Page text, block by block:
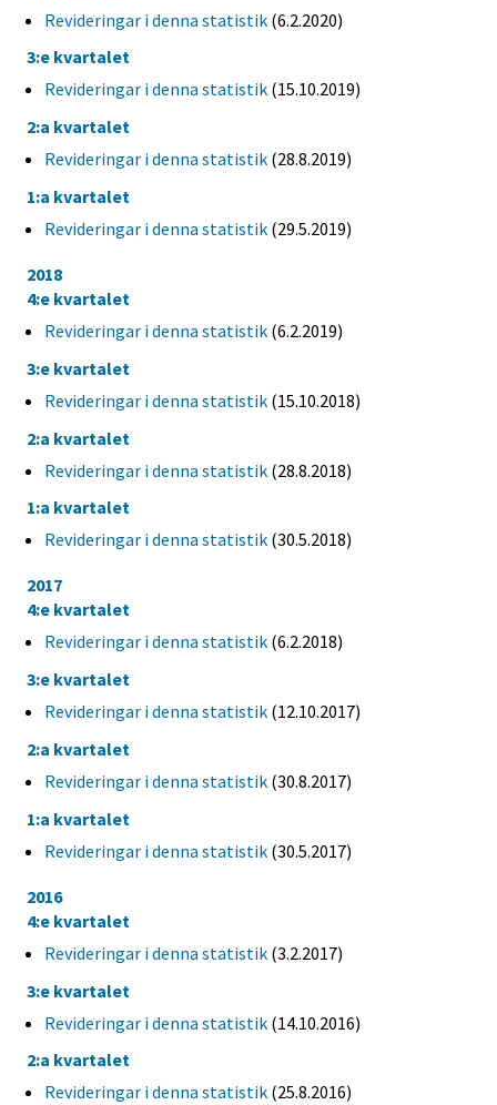
Revideringar i denna statistik (6.2.2020)
3:e kvartalet
Revideringar i denna statistik (15.10.2019)
2:a kvartalet
Revideringar i denna statistik (28.8.2019)
1:a kvartalet
Revideringar i denna statistik (29.5.2019)
2018
4:e kvartalet
Revideringar i denna statistik (6.2.2019)
3:e kvartalet
Revideringar i denna statistik (15.10.2018)
2:a kvartalet
Revideringar i denna statistik (28.8.2018)
1:a kvartalet
Revideringar i denna statistik (30.5.2018)
2017
4:e kvartalet
Revideringar i denna statistik (6.2.2018)
3:e kvartalet
Revideringar i denna statistik (12.10.2017)
2:a kvartalet
Revideringar i denna statistik (30.8.2017)
1:a kvartalet
Revideringar i denna statistik (30.5.2017)
2016
4:e kvartalet
Revideringar i denna statistik (3.2.2017)
3:e kvartalet
Revideringar i denna statistik (14.10.2016)
2:a kvartalet
Revideringar i denna statistik (25.8.2016)